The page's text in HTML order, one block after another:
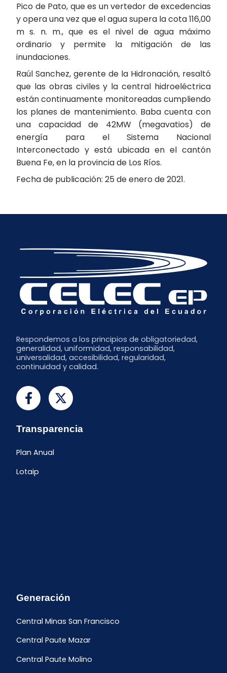
Pico de Pato, que es un vertedor de excedencias
y opera una vez que el agua supera la cota 116,00
m s. n. m., que es el nivel de agua máximo
ordinario y permite la mitigación de las
inundaciones.
Raúl Sanchez, gerente de la Hidronación, resaltó
que las obras civiles y la central hidroeléctrica
están continuamente monitoreadas cumpliendo
los planes de mantenimiento. Baba cuenta con
una capacidad de 42MW (megavatios) de
energía para el Sistema Nacional
Interconectado y está ubicada en el cantón
Buena Fe, en la provincia de Los Ríos.
Fecha de publicación: 25 de enero de 2021.
Respondemos a los principios de obligatoriedad,
generalidad, uniformidad, responsabilidad,
universalidad, accesibilidad, regularidad,
continuidad y calidad.
Transparencia
Plan Anual
Lotaip
Generación
Central Minas San Francisco
Central Paute Mazar
Central Paute Molino